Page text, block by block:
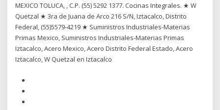
MEXICO TOLUCA, , C.P. (55) 5292 1377. Cocinas Integrales. ★ W
Quetzal ★ 3ra de Juana de Arco 216 S/N, Iztacalco, Distrito
Federal, (55)5579-4219 ★ Suministros Industriales-Materias
Primas Mexico, Suministros Industriales-Materias Primas
Iztacalco, Acero Mexico, Acero Distrito Federal Estado, Acero
Iztacalco, W Quetzal en Iztacalco